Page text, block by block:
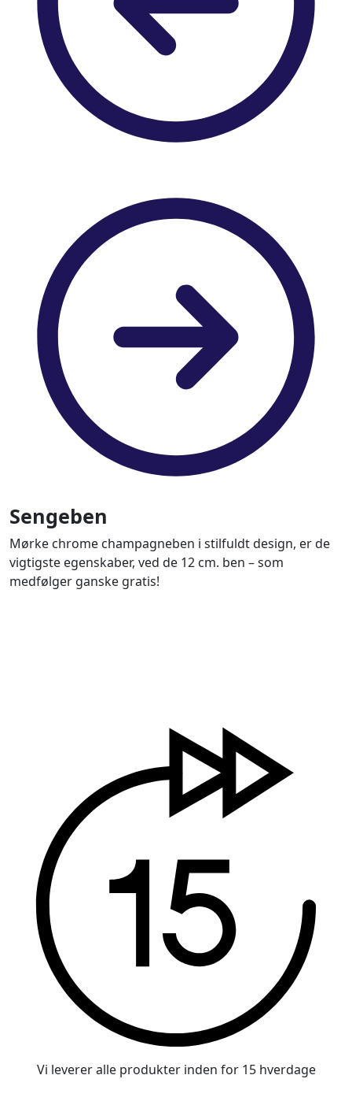
Sengeben
Mørke chrome champagneben i stilfuldt design, er de
vigtigste egenskaber, ved de 12 cm. ben – som
medfølger ganske gratis!
Vi leverer alle produkter inden for 15 hverdage